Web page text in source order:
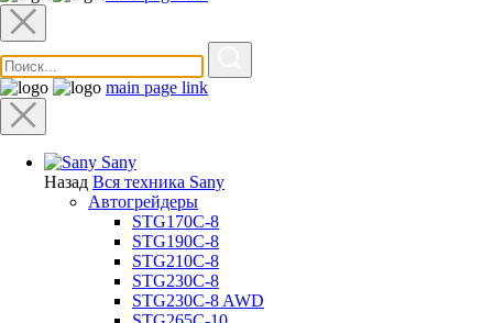
main page link
Sany
Назад Вся техника Sany
Автогрейдеры
STG170C-8
STG190C-8
STG210C-8
STG230C-8
STG230C-8 AWD